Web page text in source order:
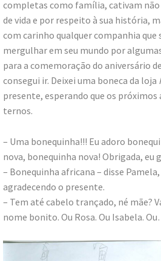
completas como família, cativam não
de vida e por respeito à sua história,
com carinho qualquer companhia que
mergulhar em seu mundo por
para a comemoração do aniversário
consegui ir. Deixei uma boneca da loja
presente, esperando que os próximos
ternos.
– Uma bonequinha!!! Eu adoro
nova, bonequinha nova! Obrigada, eu
– Bonequinha africana – disse
agradecendo o presente.
– Tem até cabelo trançado, né mãe?
nome bonito. Ou Rosa. Ou Isabela.